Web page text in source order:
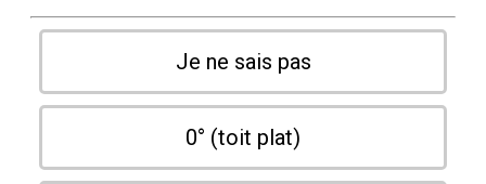
Je ne sais pas
0° (toit plat)